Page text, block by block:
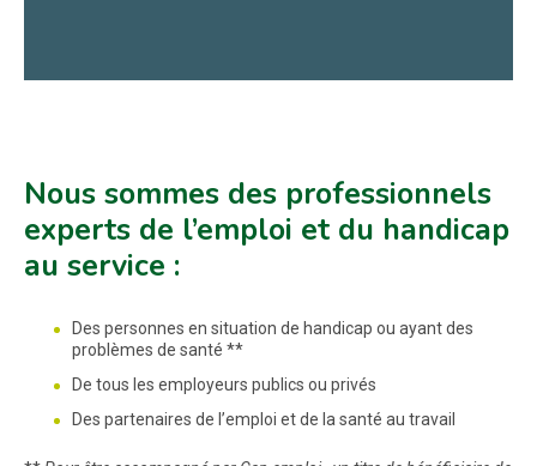
Nous sommes des professionnels
experts de l’emploi et du handicap
au service :
Des personnes en situation de handicap ou ayant des
problèmes de santé **
De tous les employeurs publics ou privés
Des partenaires de l’emploi et de la santé au travail